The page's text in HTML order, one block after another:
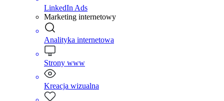
LinkedIn Ads
Marketing internetowy
Analityka internetowa
Strony www
Kreacja wizualna